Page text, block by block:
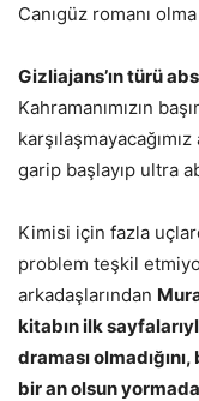
Canıgüz romanı olma
Gizliajans’ın türü
Kahramanımızın
garip başlayıp ultra
Kimisi için fazla
problem teşkil
arkadaşlarından
kitabın ilk
draması
bir an olsun